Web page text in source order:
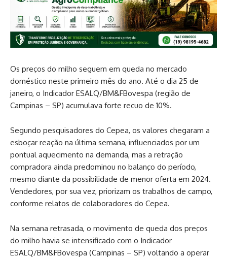
Os preços do milho seguem em queda no mercado
doméstico neste primeiro mês do ano. Até o dia 25 de
janeiro, o Indicador ESALQ/BM&FBovespa (região de
Campinas – SP) acumulava forte recuo de 10%.
Segundo pesquisadores do Cepea, os valores chegaram a
esboçar reação na última semana, influenciados por um
pontual aquecimento na demanda, mas a retração
compradora ainda predominou no balanço do período,
mesmo diante da possibilidade de menor oferta em 2024.
Vendedores, por sua vez, priorizam os trabalhos de campo,
conforme relatos de colaboradores do Cepea.
Na semana retrasada, o movimento de queda dos preços
do milho havia se intensificado com o Indicador
ESALQ/BM&FBovespa (Campinas – SP) voltando a operar